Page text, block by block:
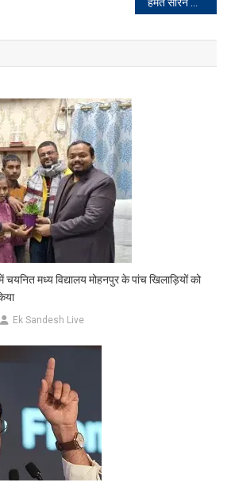
हेमंत सोरेन का आदेश- निर्धारित समय में पूरा हो फ्लाई ओवर का काम
में चयनित मध्य विद्यालय मोहनपुर के पांच खिलाड़ियों को
Ek Sandesh Live